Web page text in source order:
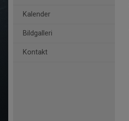
Kalender
Bildgalleri
Kontakt